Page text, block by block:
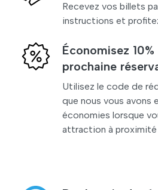
Recevez vos billets
instructions et
Économisez
prochaine
Utilisez le code de
que nous vous avons
économies lorsque
attraction à proximité